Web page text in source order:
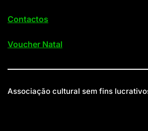
Contactos
Voucher Natal
Associação cultural sem fins